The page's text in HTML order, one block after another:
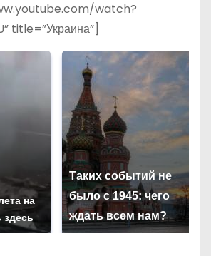
watch?
title=”Украина”]
на
здесь
Таких событий не
было с 1945: чего
ждать всем нам?